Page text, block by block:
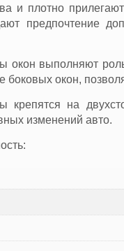
и плотно
предпочтение
окон выполняют
боковых окон,
крепятся на
изменений авто.